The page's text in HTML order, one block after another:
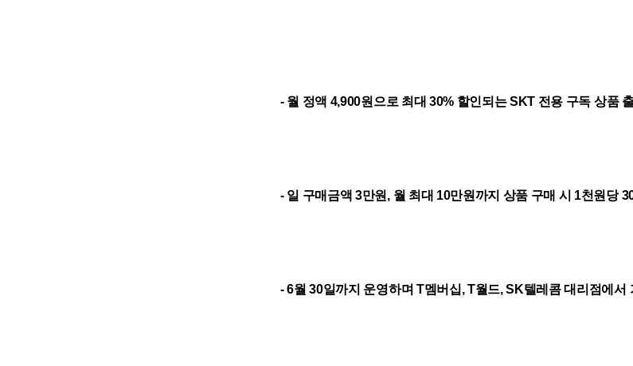
- 월 정액 4,900원으로 최대 30% 할인되는 SKT 전용 구독 상품 출
- 일 구매금액 3만원, 월 최대 10만원까지 상품 구매 시 1천원당
- 6월 30일까지 운영하며 T멤버십, T월드, SK텔레콤 대리점에서